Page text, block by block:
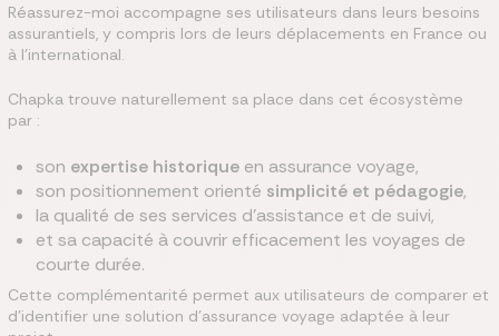
Réassurez-moi accompagne ses utilisateurs dans leurs besoins
assurantiels, y compris lors de leurs déplacements en France ou
à l’international.
Chapka trouve naturellement sa place dans cet écosystème
par :
son expertise historiqueen assurance voyage,
son positionnement orienté simplicité et pédagogie,
la qualité de ses services d’assistance et de suivi,
et sa capacité à couvrir efficacement les voyages de
courte durée.
Cette complémentarité permet aux utilisateurs de comparer et
d’identifier une solution d’assurance voyage adaptée à leur